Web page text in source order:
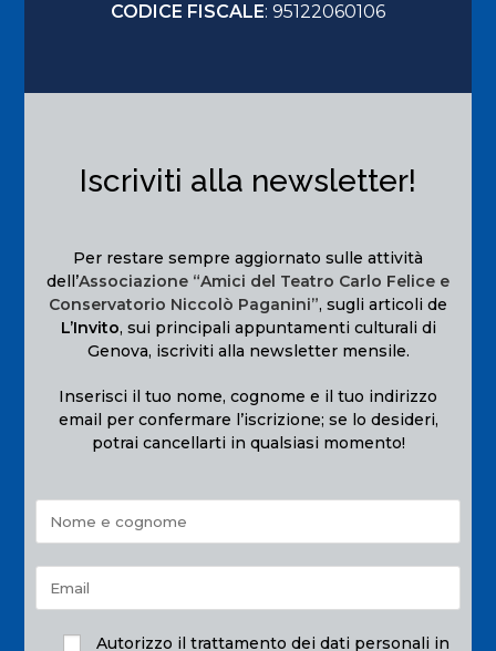
CODICE FISCALE: 95122060106
Iscriviti alla newsletter!
Per restare sempre aggiornato sulle attività
dell’Associazione “Amici del Teatro Carlo Felice e
Conservatorio Niccolò Paganini”, sugli articoli de
L’Invito, sui principali appuntamenti culturali di
Genova, iscriviti alla newsletter mensile.
Inserisci il tuo nome, cognome e il tuo indirizzo
email per confermare l’iscrizione; se lo desideri,
potrai cancellarti in qualsiasi momento!
Autorizzo il trattamento dei dati personali in